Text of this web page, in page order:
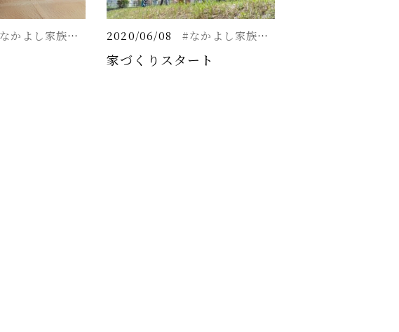
#なかよし家族の家 2020/06/08 #なかよし家族の家
家づくりスタート